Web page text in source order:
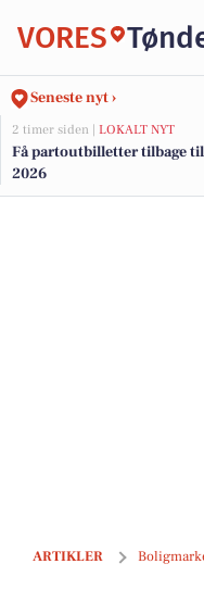
VORES
Seneste nyt ›
2 timer siden | LOKALT NYT
Få partoutbilletter tilbage
2026
ARTIKLER
Top 6 over dyreste